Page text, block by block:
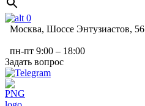
0
Москва, Шоссе Энтузиастов, 56
пн-пт 9:00 – 18:00
Задать вопрос